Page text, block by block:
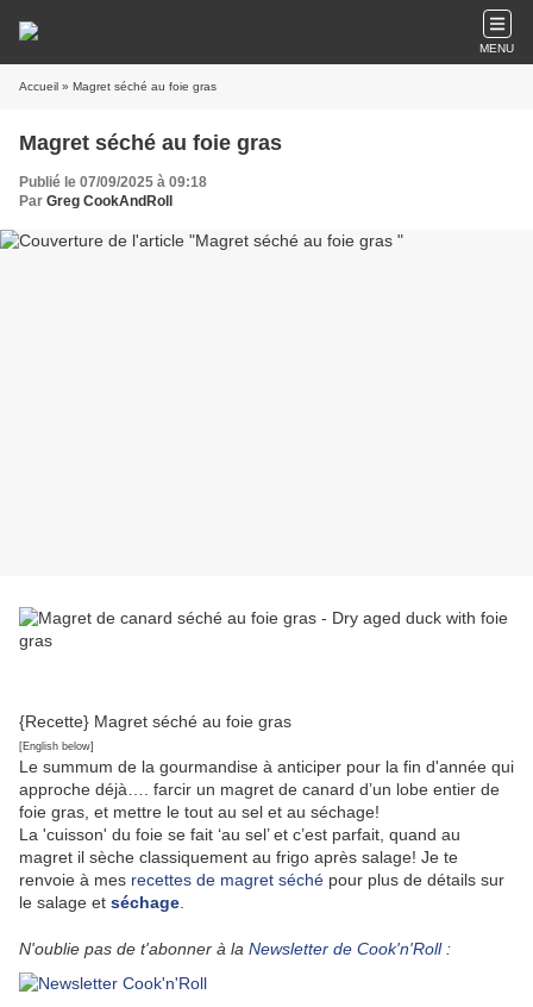
MENU
Accueil » Magret séché au foie gras
Magret séché au foie gras
Publié le 07/09/2025 à 09:18
Par Greg CookAndRoll
{Recette} Magret séché au foie gras
[English below]
Le summum de la gourmandise à anticiper pour la fin d'année qui
approche déjà…. farcir un magret de canard d’un lobe entier de
foie gras, et mettre le tout au sel et au séchage!
La 'cuisson' du foie se fait ‘au sel’ et c’est parfait, quand au
magret il sèche classiquement au frigo après salage! Je te
renvoie à mes recettes de magret séché pour plus de détails sur
le salage et séchage
N'oublie pas de t'abonner à la Newsletter de Cook'n'Roll: